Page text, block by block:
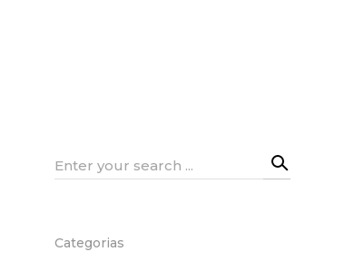
Search
Categorias